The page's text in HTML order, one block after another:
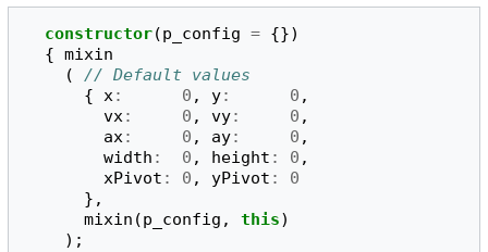
constructor(p_config = {})
{ mixin
(
// Default values
{ x: 0 , y: 0 ,
vx: 0 , vy: 0 ,
ax: 0 , ay: 0 ,
width : 0 , height : 0 ,
xPivot : 0 , yPivot :
0
},
mixin (p_config , this)
);